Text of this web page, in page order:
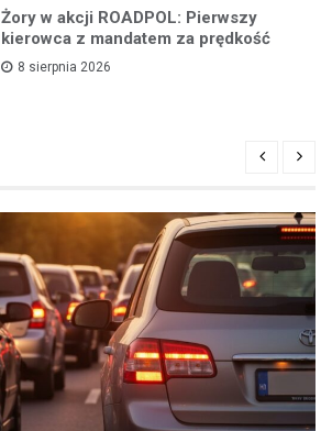
Żory w akcji ROADPOL: Pierwszy
kierowca z mandatem za prędkość
8 sierpnia 2026